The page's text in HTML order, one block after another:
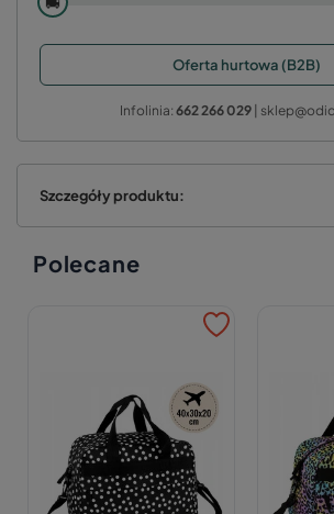
Oferta hurtowa (B2B)
Infolinia: 662 266 029 |
Szczegóły produktu:
Polecane